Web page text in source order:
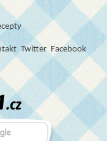
Twitter Facebook